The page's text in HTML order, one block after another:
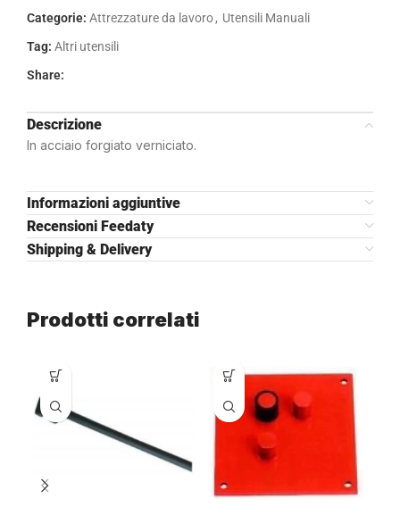
Categorie: Attrezzature da lavoro, Utensili Manuali
Tag: Altri utensili
Share:
Descrizione
In acciaio forgiato verniciato.
Informazioni aggiuntive
Recensioni Feedaty
Shipping & Delivery
Prodotti correlati